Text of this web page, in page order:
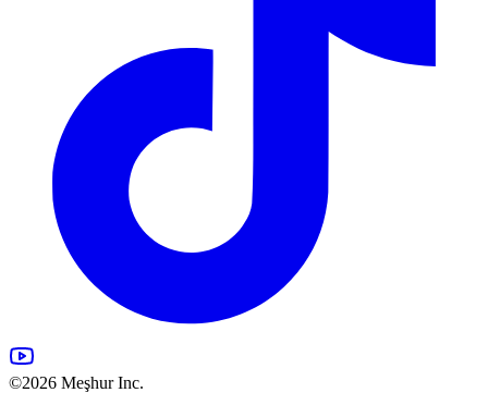
©2026 Meşhur Inc.